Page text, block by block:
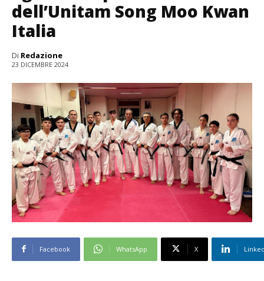
dell’Unitam Song Moo Kwan
Italia
Di Redazione
23 DICEMBRE 2024
Facebook WhatsApp X